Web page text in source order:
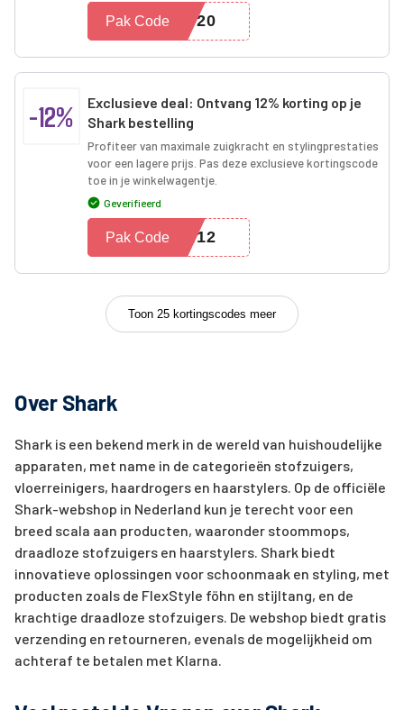
HW20
Pak Code
-12%
Exclusieve deal: Ontvang 12% korting op je
Shark bestelling
Profiteer van maximale zuigkracht en stylingprestaties
voor een lagere prijs. Pas deze exclusieve kortingscode
toe in je winkelwagentje.
Geverifieerd
SN12
Pak Code
Toon 25 kortingscodes meer
Over Shark
Shark is een bekend merk in de wereld van huishoudelijke
apparaten, met name in de categorieën stofzuigers,
vloerreinigers, haardrogers en haarstylers. Op de officiële
Shark-webshop in Nederland kun je terecht voor een
breed scala aan producten, waaronder stoommops,
draadloze stofzuigers en haarstylers. Shark biedt
innovatieve oplossingen voor schoonmaak en styling, met
producten zoals de FlexStyle föhn en stijltang, en de
krachtige draadloze stofzuigers. De webshop biedt gratis
verzending en retourneren, evenals de mogelijkheid om
achteraf te betalen met Klarna.